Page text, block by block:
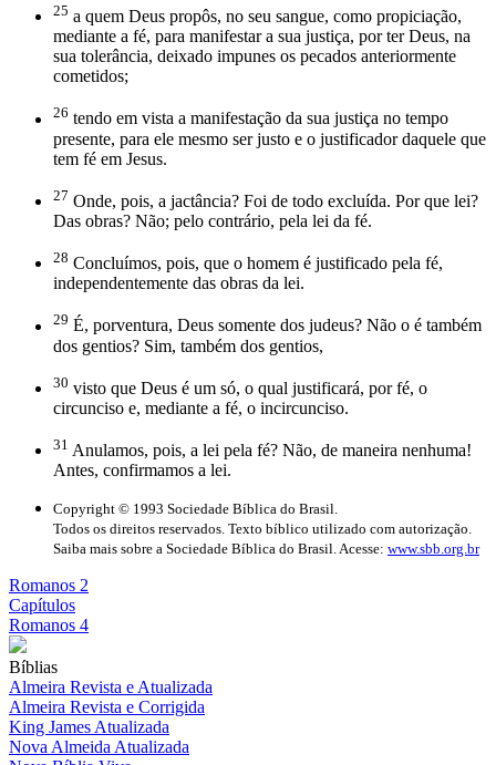
25 a quem Deus propôs, no seu sangue, como propiciação,
mediante a fé, para manifestar a sua justiça, por ter Deus, na
sua tolerância, deixado impunes os pecados anteriormente
cometidos;
26 tendo em vista a manifestação da sua justiça no tempo
presente, para ele mesmo ser justo e o justificador daquele que
tem fé em Jesus.
27 Onde, pois, a jactância? Foi de todo excluída. Por que lei?
Das obras? Não; pelo contrário, pela lei da fé.
28 Concluímos, pois, que o homem é justificado pela fé,
independentemente das obras da lei.
29 É, porventura, Deus somente dos judeus? Não o é também
dos gentios? Sim, também dos gentios,
30 visto que Deus é um só, o qual justificará, por fé, o
circunciso e, mediante a fé, o incircunciso.
31 Anulamos, pois, a lei pela fé? Não, de maneira nenhuma!
Antes, confirmamos a lei.
Copyright © 1993 Sociedade Bíblica do Brasil.
Todos os direitos reservados. Texto bíblico utilizado com autorização.
Saiba mais sobre a Sociedade Bíblica do Brasil. Acesse: www.sbb.org.br
Romanos 2
Capítulos
Romanos 4
Bíblias
Almeira Revista e Atualizada
Almeira Revista e Corrigida
King James Atualizada
Nova Almeida Atualizada